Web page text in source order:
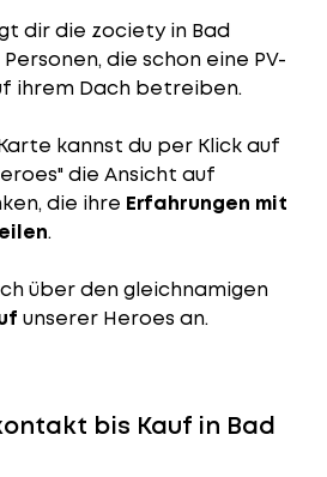
dir die zociety in Bad
die schon eine PV-
ihrem Dach betreiben.
kannst du per Klick auf
die Ansicht auf
die ihre Erfahrungen mit
.
über den gleichnamigen
unserer Heroes an.
bis Kauf in Bad